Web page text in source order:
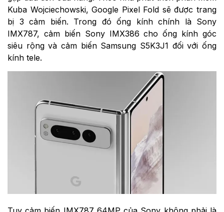
Kuba Wojciechowski, Google Pixel Fold sẽ được trang
bị 3 cảm biến. Trong đó ống kính chính là Sony
IMX787, cảm biến Sony IMX386 cho ống kính góc
siêu rộng và cảm biến Samsung S5K3J1 đối với ống
kính tele.